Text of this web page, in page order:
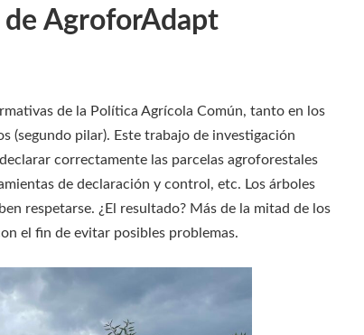
de AgroforAdapt
de la Política Agrícola Común, tanto en los
(segundo pilar). Este trabajo de investigación
correctamente las parcelas agroforestales
de declaración y control, etc. Los árboles
respetarse. ¿El resultado? Más de la mitad de los
el fin de evitar posibles problemas.